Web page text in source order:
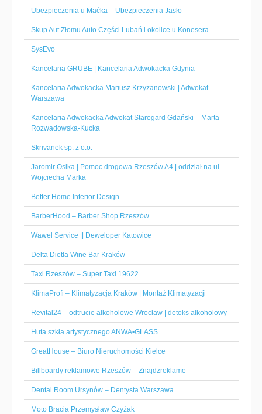
Ubezpieczenia u Maćka – Ubezpieczenia Jasło
Skup Aut Złomu Auto Części Lubań i okolice u Konesera
SysEvo
Kancelaria GRUBE | Kancelaria Adwokacka Gdynia
Kancelaria Adwokacka Mariusz Krzyżanowski | Adwokat
Warszawa
Kancelaria Adwokacka Adwokat Starogard Gdański – Marta
Rozwadowska-Kucka
Skrivanek sp. z o.o.
Jaromir Osika | Pomoc drogowa Rzeszów A4 | oddział na ul.
Wojciecha Marka
Better Home Interior Design
BarberHood – Barber Shop Rzeszów
Wawel Service || Deweloper Katowice
Delta Dietla Wine Bar Kraków
Taxi Rzeszów – Super Taxi 19622
KlimaProfi – Klimatyzacja Kraków | Montaż Klimatyzacji
Revital24 – odtrucie alkoholowe Wrocław | detoks alkoholowy
Huta szkła artystycznego ANWA•GLASS
GreatHouse – Biuro Nieruchomości Kielce
Billboardy reklamowe Rzeszów – Znajdzreklame
Dental Room Ursynów – Dentysta Warszawa
Moto Bracia Przemysław Czyżak